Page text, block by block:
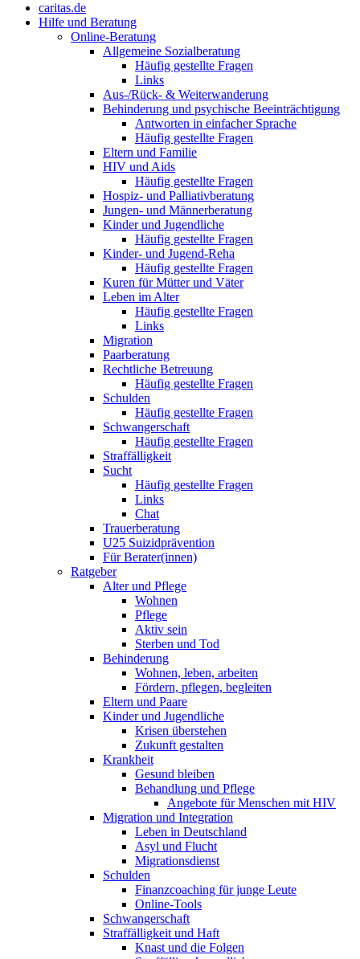
caritas.de
Hilfe und Beratung
Online-Beratung
Allgemeine Sozialberatung
Häufig gestellte Fragen
Links
Aus-/Rück- & Weiterwanderung
Behinderung und psychische Beeinträchtigung
Antworten in einfacher Sprache
Häufig gestellte Fragen
Eltern und Familie
HIV und Aids
Häufig gestellte Fragen
Hospiz- und Palliativberatung
Jungen- und Männerberatung
Kinder und Jugendliche
Häufig gestellte Fragen
Kinder- und Jugend-Reha
Häufig gestellte Fragen
Kuren für Mütter und Väter
Leben im Alter
Häufig gestellte Fragen
Links
Migration
Paarberatung
Rechtliche Betreuung
Häufig gestellte Fragen
Schulden
Häufig gestellte Fragen
Schwangerschaft
Häufig gestellte Fragen
Straffälligkeit
Sucht
Häufig gestellte Fragen
Links
Chat
Trauerberatung
U25 Suizidprävention
Für Berater(innen)
Ratgeber
Alter und Pflege
Wohnen
Pflege
Aktiv sein
Sterben und Tod
Behinderung
Wohnen, leben, arbeiten
Fördern, pflegen, begleiten
Eltern und Paare
Kinder und Jugendliche
Krisen überstehen
Zukunft gestalten
Krankheit
Gesund bleiben
Behandlung und Pflege
Angebote für Menschen mit HIV
Migration und Integration
Leben in Deutschland
Asyl und Flucht
Migrationsdienst
Schulden
Finanzcoaching für junge Leute
Online-Tools
Schwangerschaft
Straffälligkeit und Haft
Knast und die Folgen